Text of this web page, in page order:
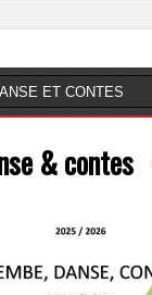
& contes